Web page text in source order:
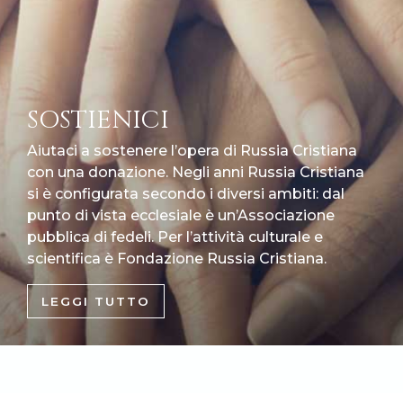
SOSTIENICI
Aiutaci a sostenere l’opera di Russia Cristiana
con una donazione. Negli anni Russia Cristiana
si è configurata secondo i diversi ambiti: dal
punto di vista ecclesiale è un’Associazione
pubblica di fedeli. Per l’attività culturale e
scientifica è Fondazione Russia Cristiana.
LEGGI TUTTO